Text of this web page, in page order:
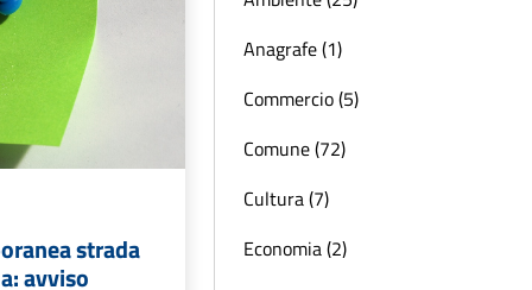
strada
avviso
Anagrafe (1)
Commercio (5)
Comune (72)
Cultura (7)
Economia (2)